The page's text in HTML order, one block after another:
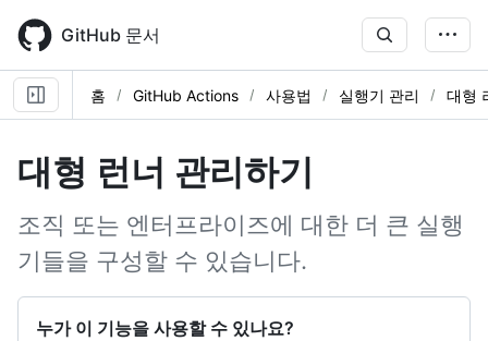
main
content
GitHub 문서
홈 GitHub Actions 사용법 실행기 관리 대형
대형 런너 관리하기
조직 또는 엔터프라이즈에 대한 더 큰 실행
기들을 구성할 수 있습니다.
누가 이 기능을 사용할 수 있나요?